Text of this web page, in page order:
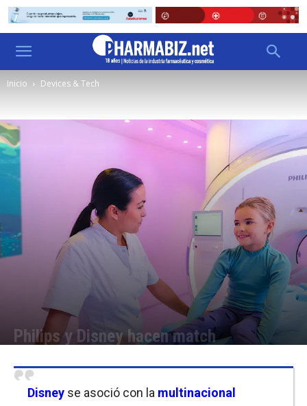
Inicio Devices & Tech
Philips y Disney hacen match
Disney se asoció con la multinacional